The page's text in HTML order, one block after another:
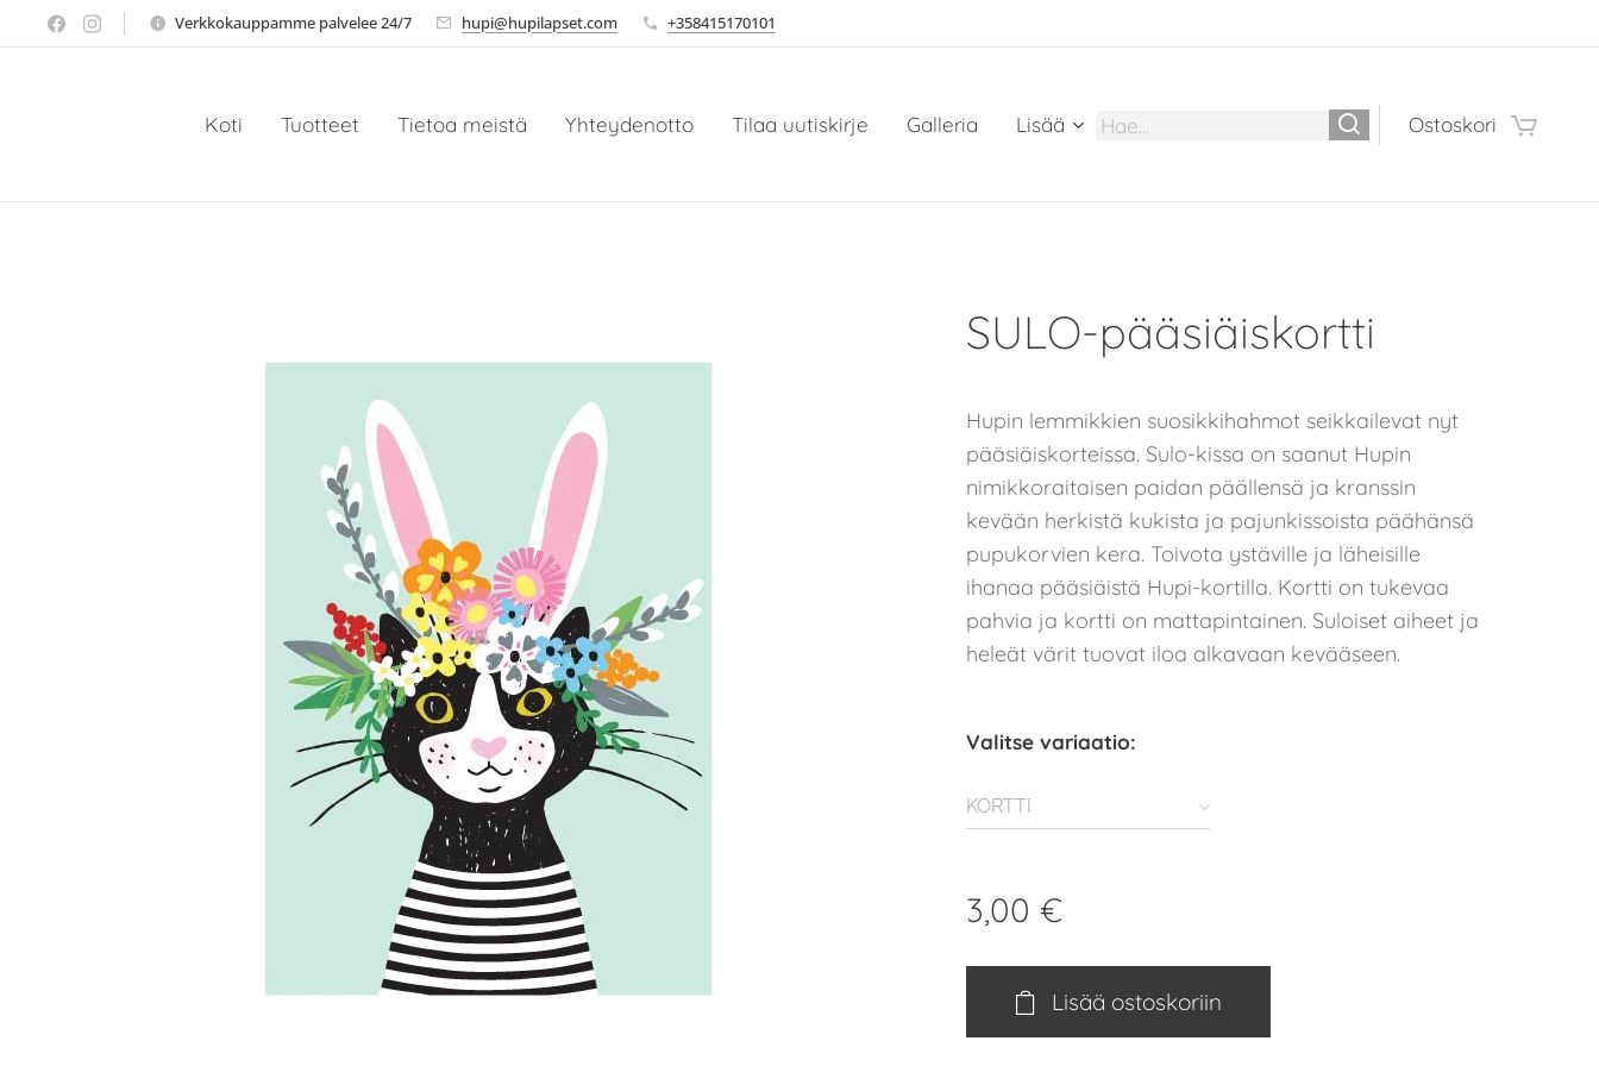
Verkkokauppamme palvelee 24/7 hupi@hupilapset.com +358415170101
Koti Tuotteet Tietoa meistä Yhteydenotto Tilaa uutiskirje Galleria Lisää Ostoskori
SULO-pääsiäiskortti
Hupin lemmikkien suosikkihahmot seikkailevat nyt
pääsiäiskorteissa. Sulo-kissa on saanut Hupin
nimikkoraitaisen paidan päällensä ja kranssin
kevään herkistä kukista ja pajunkissoista päähänsä
pupukorvien kera. Toivota ystäville ja läheisille
ihanaa pääsiäistä Hupi-kortilla. Kortti on tukevaa
pahvia ja kortti on mattapintainen. Suloiset aiheet ja
heleät värit tuovat iloa alkavaan kevääseen.
Valitse variaatio:
KORTTI
3,00 €
Lisää ostoskoriin